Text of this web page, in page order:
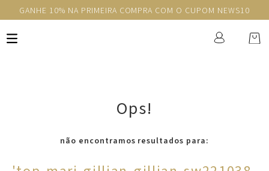
GANHE 10% NA PRIMEIRA COMPRA COM O CUPOM NEWS10
Ops!
não encontramos resultados para: